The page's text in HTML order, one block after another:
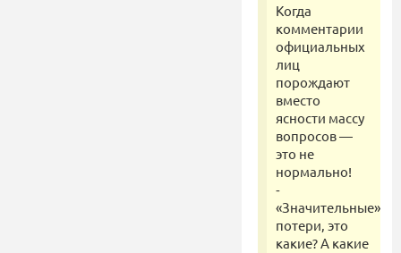
Когда
комментарии
официальных
лиц
порождают
вместо
ясности массу
вопросов —
это не
нормально!
⁃
«Значительные»
потери, это
какие? А какие